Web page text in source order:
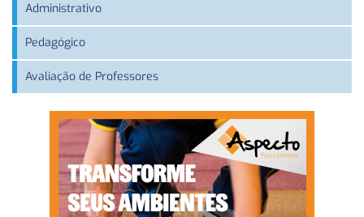
Administrativo
Pedagógico
Avaliação de Professores